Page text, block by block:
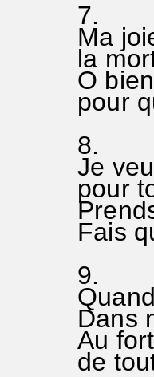
7.
Ma
la
O
pour
8.
Je
pour
Fais
9.
Dans
Au
de